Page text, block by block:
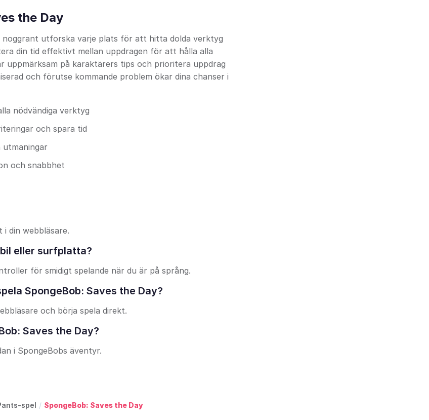
the Day
utforska varje plats för att hitta dolda verktyg
din tid effektivt mellan uppdragen för att hålla alla
uppmärksam på karaktärers tips och prioritera uppdrag
och förutse kommande problem ökar dina chanser i
nödvändiga verktyg
och spara tid
och snabbhet
din webbläsare.
eller surfplatta?
för smidigt spelande när du är på språng.
SpongeBob: Saves the Day?
och börja spela direkt.
Saves the Day?
i SpongeBobs äventyr.
spel / SpongeBob: Saves the Day